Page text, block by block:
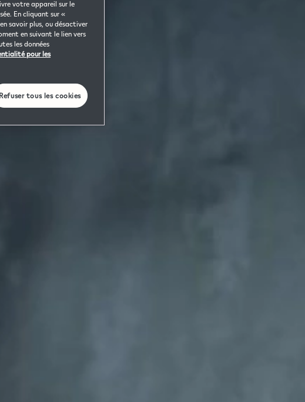
votre appareil sur le
En cliquant sur «
savoir plus, ou désactiver
en suivant le lien vers
les données
pour les
Refuser tous les cookies